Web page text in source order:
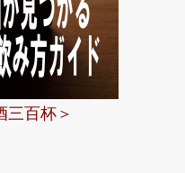
三百杯＞